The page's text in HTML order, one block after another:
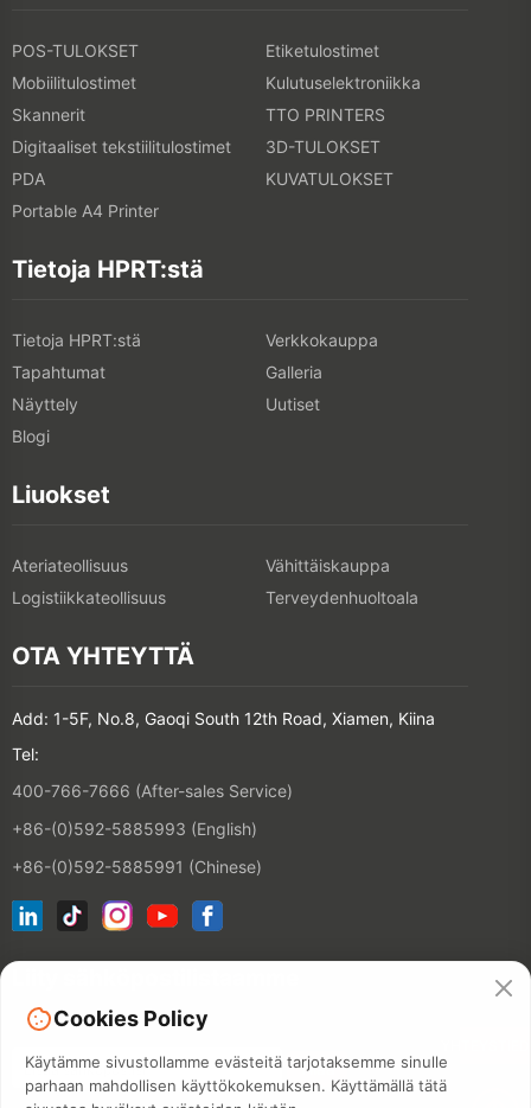
POS-TULOKSET
Etiketulostimet
Mobiilitulostimet
Kulutuselektroniikka
Skannerit
TTO PRINTERS
Digitaaliset tekstiilitulostimet
3D-TULOKSET
PDA
KUVATULOKSET
Portable A4 Printer
Tietoja HPRT:stä
Tietoja HPRT:stä
Verkkokauppa
Tapahtumat
Galleria
Näyttely
Uutiset
Blogi
Liuokset
Ateriateollisuus
Vähittäiskauppa
Logistiikkateollisuus
Terveydenhuoltoala
OTA YHTEYTTÄ
Add: 1-5F, No.8, Gaoqi South 12th Road, Xiamen, Kiina
Tel:
400-766-7666 (After-sales Service)
+86-(0)592-5885993 (English)
+86-(0)592-5885991 (Chinese)
Cookies Policy
Käytämme sivustollamme evästeitä tarjotaksemme sinulle
parhaan mahdollisen käyttökokemuksen. Käyttämällä tätä